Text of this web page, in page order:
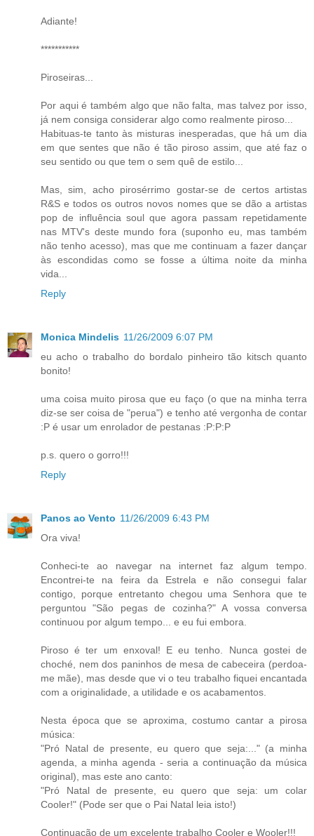
Adiante!
***********
Piroseiras...
Por aqui é também algo que não falta, mas talvez por isso,
já nem consiga considerar algo como realmente piroso...
Habituas-te tanto às misturas inesperadas, que há um dia
em que sentes que não é tão piroso assim, que até faz o
seu sentido ou que tem o sem quê de estilo...
Mas, sim, acho pirosérrimo gostar-se de certos artistas
R&S e todos os outros novos nomes que se dão a artistas
pop de influência soul que agora passam repetidamente
nas MTV's deste mundo fora (suponho eu, mas também
não tenho acesso), mas que me continuam a fazer dançar
às escondidas como se fosse a última noite da minha
vida...
Reply
Monica Mindelis 11/26/2009 6:07 PM
eu acho o trabalho do bordalo pinheiro tão kitsch quanto
bonito!
uma coisa muito pirosa que eu faço (o que na minha terra
diz-se ser coisa de "perua") e tenho até vergonha de contar
:P é usar um enrolador de pestanas :P:P:P
p.s. quero o gorro!!!
Reply
Panos ao Vento 11/26/2009 6:43 PM
Ora viva!
Conheci-te ao navegar na internet faz algum tempo.
Encontrei-te na feira da Estrela e não consegui falar
contigo, porque entretanto chegou uma Senhora que te
perguntou "São pegas de cozinha?" A vossa conversa
continuou por algum tempo... e eu fui embora.
Piroso é ter um enxoval! E eu tenho. Nunca gostei de
choché, nem dos paninhos de mesa de cabeceira (perdoa-
me mãe), mas desde que vi o teu trabalho fiquei encantada
com a originalidade, a utilidade e os acabamentos.
Nesta época que se aproxima, costumo cantar a pirosa
música:
"Pró Natal de presente, eu quero que seja:..." (a minha
agenda, a minha agenda - seria a continuação da música
original), mas este ano canto:
"Pró Natal de presente, eu quero que seja: um colar
Cooler!" (Pode ser que o Pai Natal leia isto!)
Continuação de um excelente trabalho Cooler e Wooler!!!